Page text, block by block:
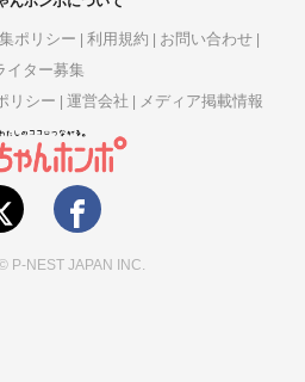
ポリシー 利用規約
お問い合わせ
イター募集
リシー 運営会社 メディア掲載情報
P-NEST JAPAN INC.